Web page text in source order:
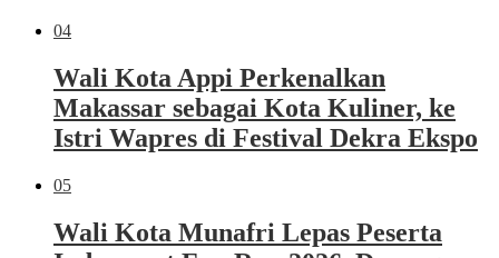
04
Wali Kota Appi Perkenalkan
Makassar sebagai Kota Kuliner, ke
Istri Wapres di Festival Dekra Ekspo
05
Wali Kota Munafri Lepas Peserta